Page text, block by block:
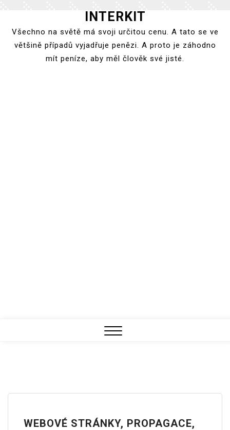
content
INTERKIT
Všechno na světě má svoji určitou cenu. A tato se ve
většině případů vyjadřuje penězi. A proto je záhodno
mít peníze, aby měl člověk své jisté.
WEBOVÉ STRÁNKY, PROPAGACE,